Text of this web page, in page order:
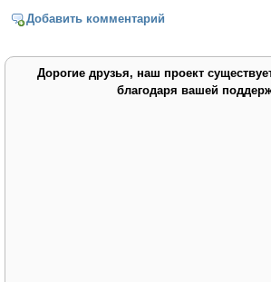
Добавить комментарий
Дорогие друзья, наш проект
благодаря вашей